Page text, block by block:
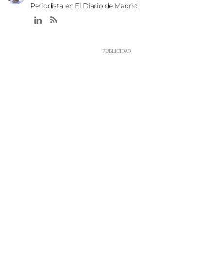
Periodista en El Diario de Madrid